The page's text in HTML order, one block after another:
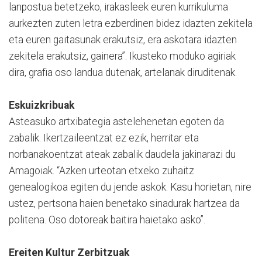
lanpostua betetzeko, irakasleek euren kurrikuluma
aurkezten zuten letra ezberdinen bidez idazten zekitela
eta euren gaitasunak erakutsiz, era askotara idazten
zekitela erakutsiz, gainera”. Ikusteko moduko agiriak
dira, grafia oso landua dutenak, artelanak diruditenak.
Eskuizkribuak
Asteasuko artxibategia astelehenetan egoten da
zabalik. Ikertzaileentzat ez ezik, herritar eta
norbanakoentzat ateak zabalik daudela jakinarazi du
Amagoiak. “Azken urteotan etxeko zuhaitz
genealogikoa egiten du jende askok. Kasu horietan, nire
ustez, pertsona haien benetako sinadurak hartzea da
politena. Oso dotoreak baitira haietako asko”.
Ereiten Kultur Zerbitzuak